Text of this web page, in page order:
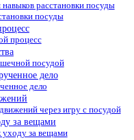
расстановки посуды
посуды
процесс
посудой
дело
дело
через игру с посудой
за вещами
за вещами